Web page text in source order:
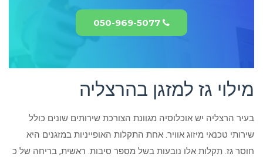
050-969-5077
מילוי גז למזגן בהרצליה
בעיר הרצליה יש אוכלוסיה מגוונת הצורכת שירותים שונים כולל
שירותי טכנאי מיזוג אוויר. אחת התקלות האופייניות במזגנים היא
חוסר גז. תקלות אלו נובעות בשל מספר סיבות. ראשית, בריחה של כ